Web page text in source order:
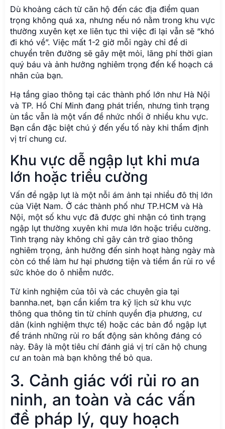
Dù khoảng cách từ căn hộ đến các địa điểm quan
trọng không quá xa, nhưng nếu nó nằm trong khu vực
thường xuyên kẹt xe liên tục thì việc đi lại vẫn sẽ “khó
đi khó về”. Việc mất 1-2 giờ mỗi ngày chỉ để di
chuyển trên đường sẽ gây mệt mỏi, lãng phí thời gian
quý báu và ảnh hưởng nghiêm trọng đến kế hoạch cá
nhân của bạn.
Hạ tầng giao thông tại các thành phố lớn như Hà Nội
và TP. Hồ Chí Minh đang phát triển, nhưng tình trạng
ùn tắc vẫn là một vấn đề nhức nhối ở nhiều khu vực.
Bạn cần đặc biệt chú ý đến yếu tố này khi thẩm định
vị trí chung cư.
Khu vực dễ ngập lụt khi mưa
lớn hoặc triều cường
Vấn đề ngập lụt là một nỗi ám ảnh tại nhiều đô thị lớn
của Việt Nam. Ở các thành phố như TP.HCM và Hà
Nội, một số khu vực đã được ghi nhận có tình trạng
ngập lụt thường xuyên khi mưa lớn hoặc triều cường.
Tình trạng này không chỉ gây cản trở giao thông
nghiêm trọng, ảnh hưởng đến sinh hoạt hàng ngày mà
còn có thể làm hư hại phương tiện và tiềm ẩn rủi ro về
sức khỏe do ô nhiễm nước.
Từ kinh nghiệm của tôi và các chuyên gia tại
bannha.net, bạn cần kiểm tra kỹ lịch sử khu vực
thông qua thông tin từ chính quyền địa phương, cư
dân (kinh nghiệm thực tế) hoặc các bản đồ ngập lụt
để tránh những rủi ro bất động sản không đáng có
này. Đây là một tiêu chí đánh giá vị trí căn hộ chung
cư an toàn mà bạn không thể bỏ qua.
3. Cảnh giác với rủi ro an
ninh, an toàn và các vấn
đề pháp lý, quy hoạch